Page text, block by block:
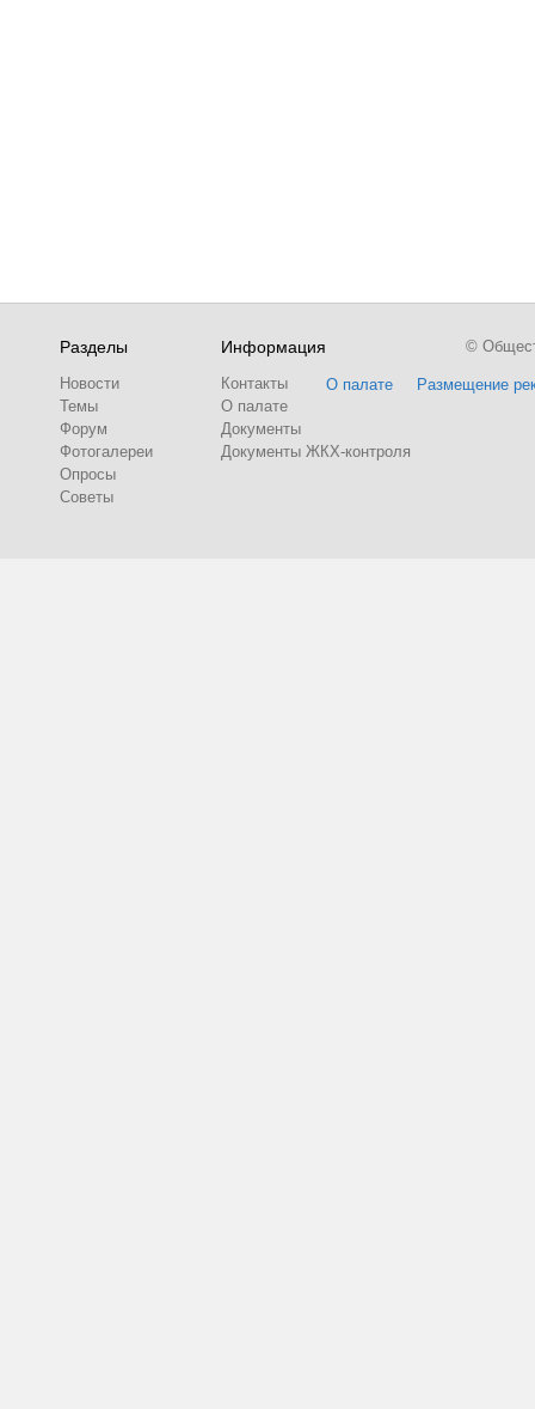
Разделы
Новости
Темы
Форум
Фотогалереи
Опросы
Советы
Информация
Контакты
О палате
Документы
Документы ЖКХ-контроля
О палате Размещение
©